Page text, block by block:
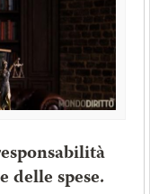
delle spese.